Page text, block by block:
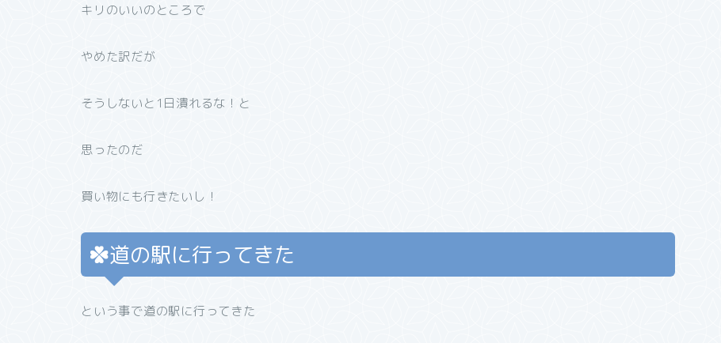
キリのいいのところで
やめた訳だが
そうしないと1日潰れるな！と
思ったのだ
買い物にも行きたいし！
道の駅に行ってきた
という事で道の駅に行ってきた